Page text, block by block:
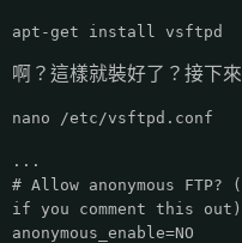
apt-get install vsftpd
啊？這樣就裝好了？接下來
nano /etc/vsftpd.conf
...
# Allow anonymous
if you comment this
anonymous_enable=NO